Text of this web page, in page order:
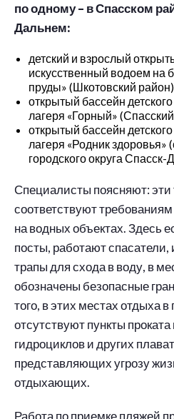
по одному – в Спасском
Дальнем:
детский и взрослый
искусственный водоем на
пруды» (Шкотовский
открытый бассейн
лагеря «Горный»
открытый бассейн
лагеря «Родник здоровья»
городского округа Спасск-
Специалисты поясняют: эти
соответствуют
на водных объектах. Здесь
посты, работают
трапы для схода в воду, в
обозначены безопасные
того, в этих местах отдыха в
отсутствуют пункты
гидроциклов и других
представляющих угрозу
отдыхающих.
Работа по приемке пляжей